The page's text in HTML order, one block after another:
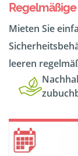
Mieten Sie
leeren